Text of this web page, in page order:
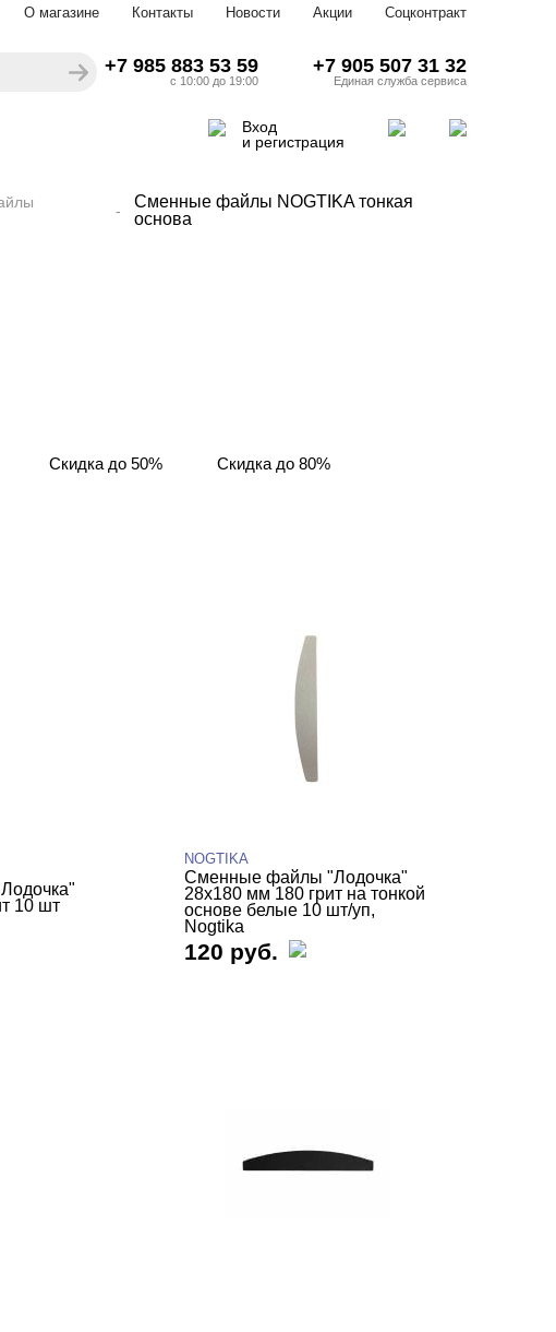
О магазине Контакты Новости Акции Соцконтракт
+7 985 883 53 59
с 10:00 до 19:00
+7 905 507 31 32
Единая служба сервиса
Вход
и регистрация
Сменные файлы NOGTIKA тонкая
основа
Скидка до 50% Скидка до 80%
10 шт
NOGTIKA
Сменные файлы "Лодочка"
28х180 мм 180 грит на тонкой
основе белые 10 шт/уп,
Nogtika
120 руб.